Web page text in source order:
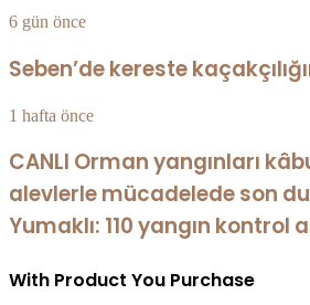
6 gün önce
Seben’de kereste
1 hafta önce
CANLI Orman yangınları
alevlerle mücadelede son
Yumaklı: 110 yangın kontrol
With Product You Purchase